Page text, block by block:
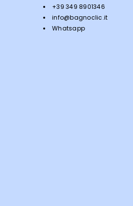
+39 349 8901346
info@bagnoclic.it
Whatsapp